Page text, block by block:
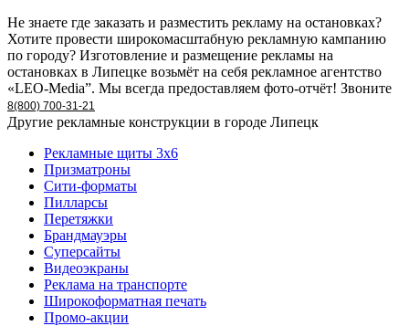
Не знаете где заказать и разместить рекламу на остановках?
Хотите провести широкомасштабную рекламную кампанию
по городу? Изготовление и размещение рекламы на
остановках в Липецке возьмёт на себя рекламное агентство
«LEO-Media”. Мы всегда предоставляем фото-отчёт! Звоните
8(800) 700-31-21
Другие рекламные конструкции в городе Липецк
Рекламные щиты 3х6
Призматроны
Сити-форматы
Пилларсы
Перетяжки
Брандмауэры
Суперсайты
Видеоэкраны
Реклама на транспорте
Широкоформатная печать
Промо-акции